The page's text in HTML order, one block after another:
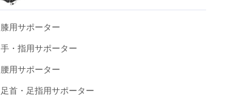
膝用サポーター
手・指用サポーター
腰用サポーター
足首・足指用サポーター